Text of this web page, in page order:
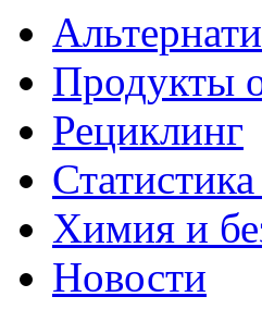
Продукты
Рециклинг
Химия и
Новости